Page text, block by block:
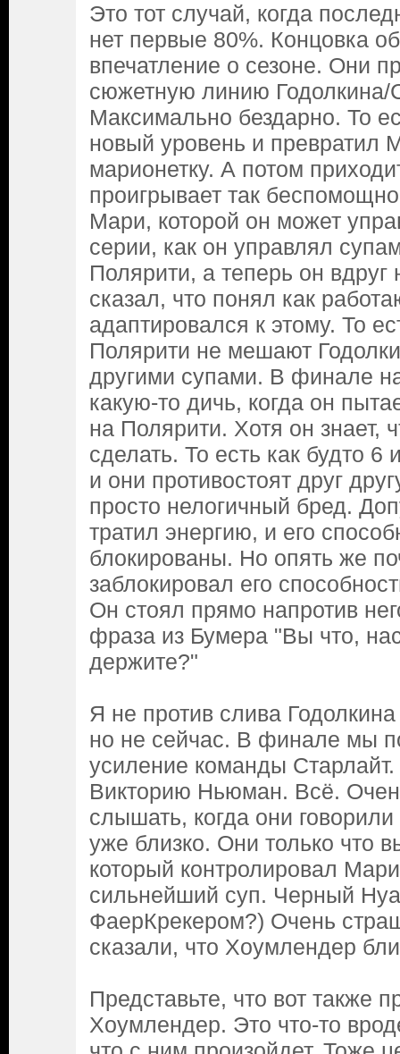
Это тот случай, когда
нет первые 80%. Концовка
впечатление о сезоне. Они
сюжетную линию
Максимально бездарно. То
новый уровень и превратил
марионетку. А потом
проигрывает так
Мари, которой он может
серии, как он управлял
Полярити, а теперь он
сказал, что понял как
адаптировался к этому. То
Полярити не мешают
другими супами. В финале
какую-то дичь, когда он
на Полярити. Хотя он знает,
сделать. То есть как будто
и они противостоят друг
просто нелогичный бред.
тратил энергию, и его
блокированы. Но опять же
заблокировал его
Он стоял прямо напротив
фраза из Бумера "Вы что,
держите?"
Я не против слива
но не сейчас. В финале мы
усиление команды
Викторию Ньюман. Всё.
слышать, когда они
уже близко. Они только что
который контролировал
сильнейший суп. Черный
ФаерКрекером?) Очень
сказали, что Хоумлендер
Представьте, что вот также
Хоумлендер. Это что-то